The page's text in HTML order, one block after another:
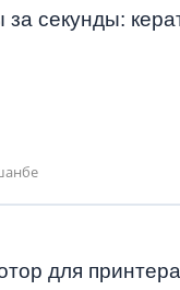
за секунды:
для